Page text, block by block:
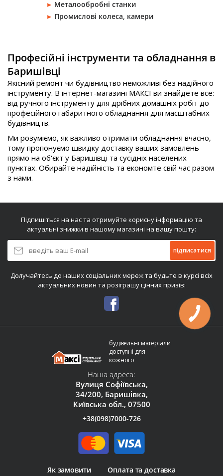
Металообробні станки
Промислові колеса, камери
Професійні інструменти та обладнання в
Баришівці
Якісний ремонт чи будівництво неможливі без надійного
інструменту. В інтернет-магазині МАКСІ ви знайдете все:
від ручного інструменту для дрібних домашніх робіт до
професійного габаритного обладнання для масштабних
будівництв.
Ми розуміємо, як важливо отримати обладнання вчасно,
тому пропонуємо швидку доставку ваших замовлень
прямо на об'єкт у Баришівці та сусідніх населених
пунктах. Обирайте надійність та економте свій час разом
з нами.
Підпишіться на нас та отримуйте корисну інформацію та
актуальні знижки в нашому магазині на вашу пошту:
підписатися
Долучайтесь до наших соціальних мереж та будьте в курсі всіх
актуальних новин та розіграшу цінних призів:
будівельні матеріали
доступні для
кожного
Наша адреса:
Вулиця Софіївська,
34/200, Баришівка,
Київська обл., 07500
+38(098)7000-726
Як замовити Оплата та доставка